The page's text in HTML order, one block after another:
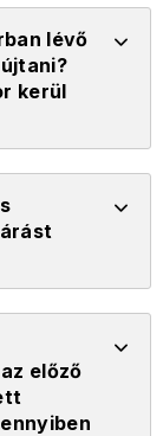
lévő
kerül
előző